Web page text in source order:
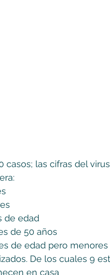
casos; las cifras del
de edad
de 50 años
de edad pero menores
De los cuales 9
en casa